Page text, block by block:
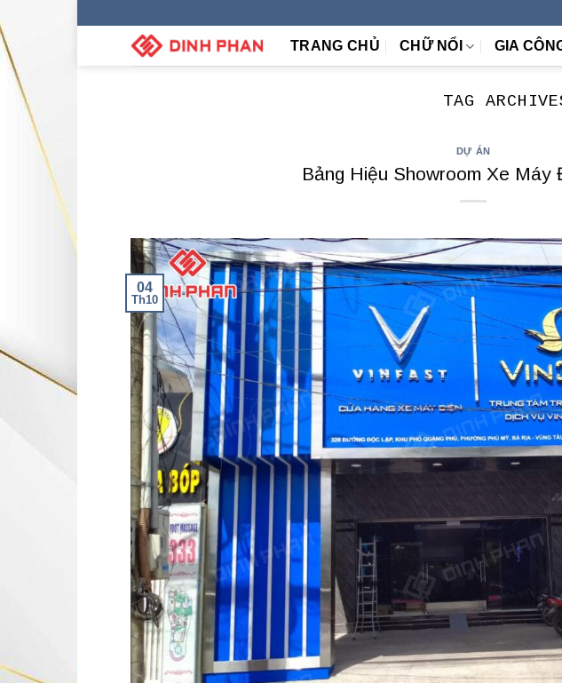
TRANG CHỦ CHỮ NỔI GIA
TAG
DỰ ÁN
Bảng Hiệu Showroom Xe Máy
04
Th10